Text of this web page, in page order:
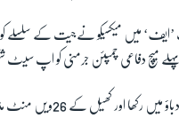
’ایف‘ میں میکسیکو نےجیت کے سلسلے کو
میچ دفاعی چمپئن جرمنی کو اپ
اور کھیل کے 26ویں منٹ مڈفیڈر کارلوس ویلا نے